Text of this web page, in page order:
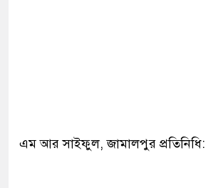
এম আর সাইফুল, জামালপুর প্রতিনিধি: